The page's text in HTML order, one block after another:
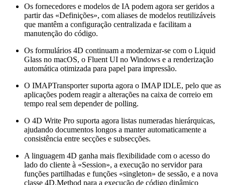
Os fornecedores e modelos de IA podem agora ser geridos a
partir das «Definições», com aliases de modelos reutilizáveis
que mantêm a configuração centralizada e facilitam a
manutenção do código.
Os formulários 4D continuam a modernizar-se com o Liquid
Glass no macOS, o Fluent UI no Windows e a renderização
automática otimizada para papel para impressão.
O IMAPTransporter suporta agora o IMAP IDLE, pelo que as
aplicações podem reagir a alterações na caixa de correio em
tempo real sem depender de polling.
O 4D Write Pro suporta agora listas numeradas hierárquicas,
ajudando documentos longos a manter automaticamente a
consistência entre secções e subsecções.
A linguagem 4D ganha mais flexibilidade com o acesso do
lado do cliente à «Session», a execução no servidor para
funções partilhadas e funções «singleton» de sessão, e a nova
classe 4D.Method para a execução de código dinâmico